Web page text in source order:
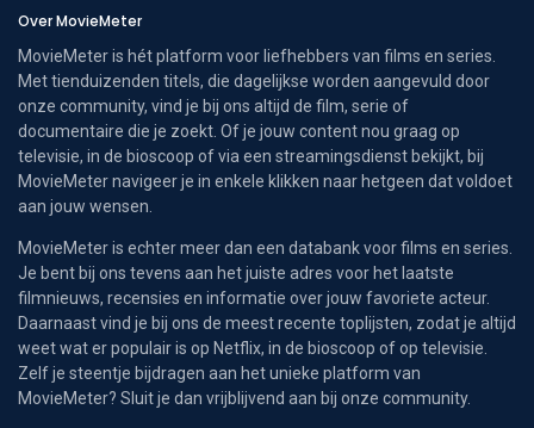
Over MovieMeter
MovieMeter is hét platform voor liefhebbers van films en series.
Met tienduizenden titels, die dagelijkse worden aangevuld door
onze community, vind je bij ons altijd de film, serie of
documentaire die je zoekt. Of je jouw content nou graag op
televisie, in de bioscoop of via een streamingsdienst bekijkt, bij
MovieMeter navigeer je in enkele klikken naar hetgeen dat voldoet
aan jouw wensen.
MovieMeter is echter meer dan een databank voor films en series.
Je bent bij ons tevens aan het juiste adres voor het laatste
filmnieuws, recensies en informatie over jouw favoriete acteur.
Daarnaast vind je bij ons de meest recente toplijsten, zodat je altijd
weet wat er populair is op Netflix, in de bioscoop of op televisie.
Zelf je steentje bijdragen aan het unieke platform van
MovieMeter? Sluit je dan vrijblijvend aan bij onze community.